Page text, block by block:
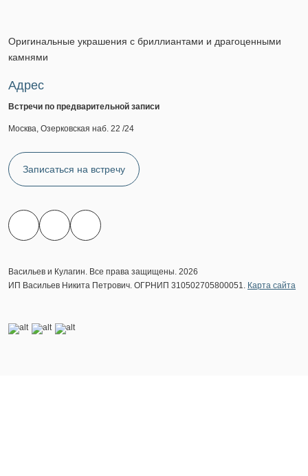
Оригинальные украшения с бриллиантами и драгоценными
камнями
Адрес
Встречи по предварительной записи
Москва, Озерковская наб. 22 /24
Записаться на встречу
Васильев и Кулагин. Все права защищены. 2026
ИП Васильев Никита Петрович. ОГРНИП 310502705800051. Карта сайта